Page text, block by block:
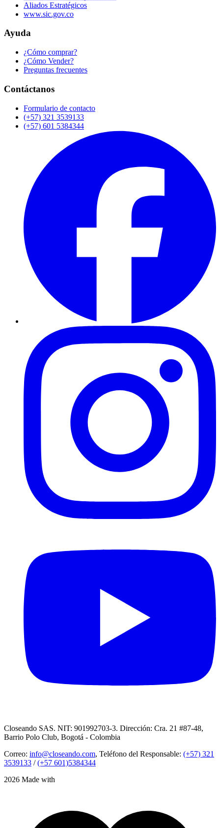
Aliados Estratégicos
www.sic.gov.co
Ayuda
¿Cómo comprar?
¿Cómo Vender?
Preguntas frecuentes
Contáctanos
Formulario de contacto
(+57) 321 3539133
(+57) 601 5384344
Closeando SAS. NIT: 901992703-3. Dirección: Cra. 21 #87-48,
Barrio Polo Club, Bogotá - Colombia
Correo: info@closeando.com, Teléfono del Responsable: (+57) 321
3539133 /(+57 601)5384344
2026 Made with